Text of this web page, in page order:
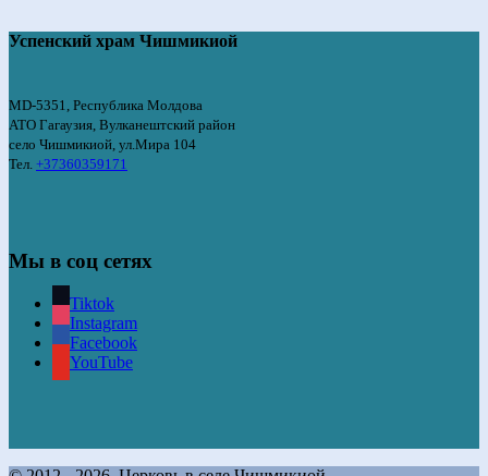
Успенский храм Чишмикиой
MD-5351, Республика Молдова
АТО Гагаузия, Вулканештский район
село Чишмикиой, ул.Мира 104
Тел. +37360359171
Мы в соц сетях
Tiktok
Instagram
Facebook
YouTube